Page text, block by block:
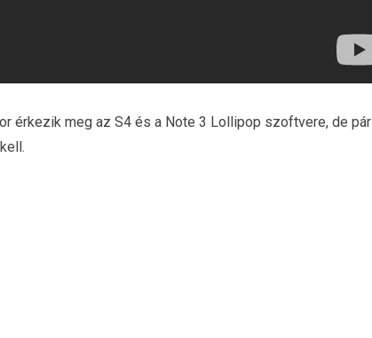
érkezik meg az S4 és a Note 3 Lollipop szoftvere, de pár